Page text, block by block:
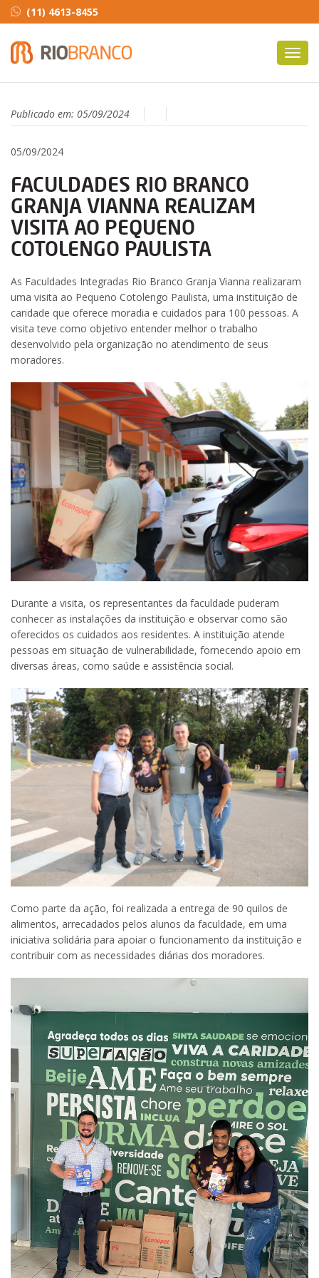
(11) 4613-8455
Publicado em: 05/09/2024
05/09/2024
FACULDADES RIO BRANCO
GRANJA VIANNA REALIZAM
VISITA AO PEQUENO
COTOLENGO PAULISTA
As Faculdades Integradas Rio Branco Granja Vianna realizaram
uma visita ao Pequeno Cotolengo Paulista, uma instituição de
caridade que oferece moradia e cuidados para 100 pessoas. A
visita teve como objetivo entender melhor o trabalho
desenvolvido pela organização no atendimento de seus
moradores.
Durante a visita, os representantes da faculdade puderam
conhecer as instalações da instituição e observar como são
oferecidos os cuidados aos residentes. A instituição atende
pessoas em situação de vulnerabilidade, fornecendo apoio em
diversas áreas, como saúde e assistência social.
Como parte da ação, foi realizada a entrega de 90 quilos de
alimentos, arrecadados pelos alunos da faculdade, em uma
iniciativa solidária para apoiar o funcionamento da instituição e
contribuir com as necessidades diárias dos moradores.